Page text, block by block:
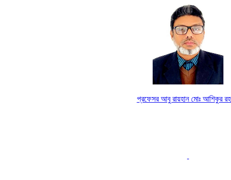
প্রফেসর আবু রায়হান মোঃ আশিকুর